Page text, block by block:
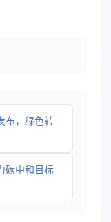
布，绿色转
碳中和目标